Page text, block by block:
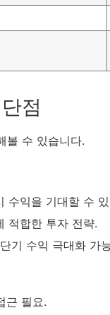
점
볼 수 있습니다.
수익을 기대할 수
적합한 투자 전략.
기 수익 극대화 가
근 필요.